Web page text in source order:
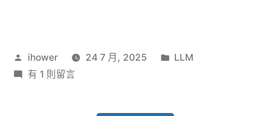
理
作
者:
ihower 24 7 月, 2025
分
LLM
在
有 1 則留言